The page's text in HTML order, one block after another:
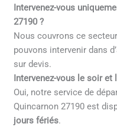
Intervenez-vous
27190 ?
Nous couvrons ce secteur
pouvons intervenir dans
sur devis.
Intervenez-vous le soir et
Oui, notre service de
Quincarnon 27190 est
jours fériés.